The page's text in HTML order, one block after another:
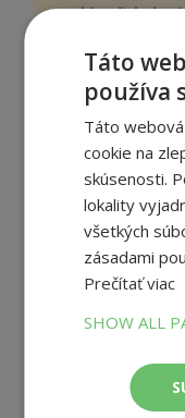
Táto
používa
Táto
cookie na
skúsenosti.
lokality
všetkých
zásadami
Prečítať viac
SHOW ALL